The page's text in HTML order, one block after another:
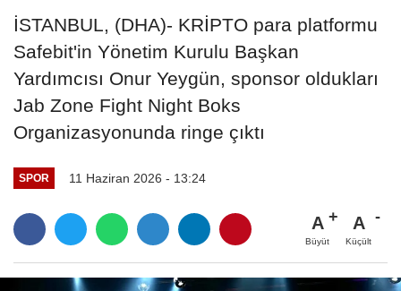
İSTANBUL, (DHA)- KRİPTO para platformu
Safebit'in Yönetim Kurulu Başkan
Yardımcısı Onur Yeygün, sponsor oldukları
Jab Zone Fight Night Boks
Organizasyonunda ringe çıktı
SPOR 11 Haziran 2026 - 13:24
A
Büyüt
A
Küçült